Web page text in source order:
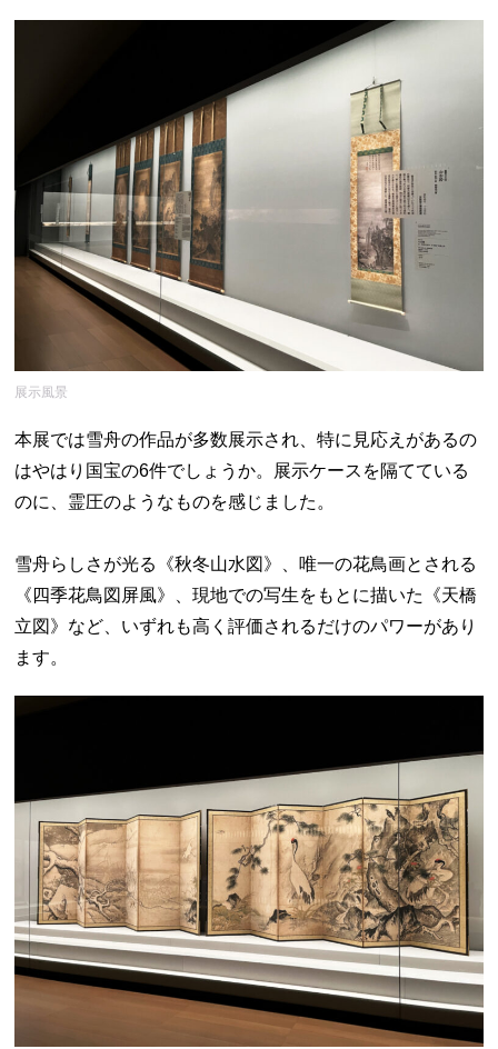
展示風景
本展では雪舟の作品が多数展示され、特に見応えがあるの
はやはり国宝の6件でしょうか。展示ケースを隔てている
のに、霊圧のようなものを感じました。
雪舟らしさが光る《秋冬山水図》、唯一の花鳥画とされる
《四季花鳥図屏風》、現地での写生をもとに描いた《天橋
立図》など、いずれも高く評価されるだけのパワーがあり
ます。